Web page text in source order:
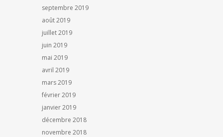
septembre 2019
août 2019
juillet 2019
juin 2019
mai 2019
avril 2019
mars 2019
février 2019
janvier 2019
décembre 2018
novembre 2018